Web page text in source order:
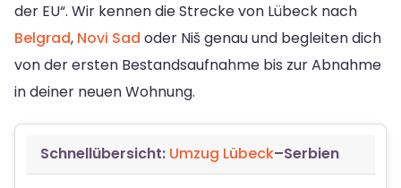
der EU“. Wir kennen die Strecke von Lübeck nach
Belgrad, Novi Sad oder Niš genau und begleiten dich
von der ersten Bestandsaufnahme bis zur Abnahme
in deiner neuen Wohnung.
Schnellübersicht: Umzug Lübeck–Serbien